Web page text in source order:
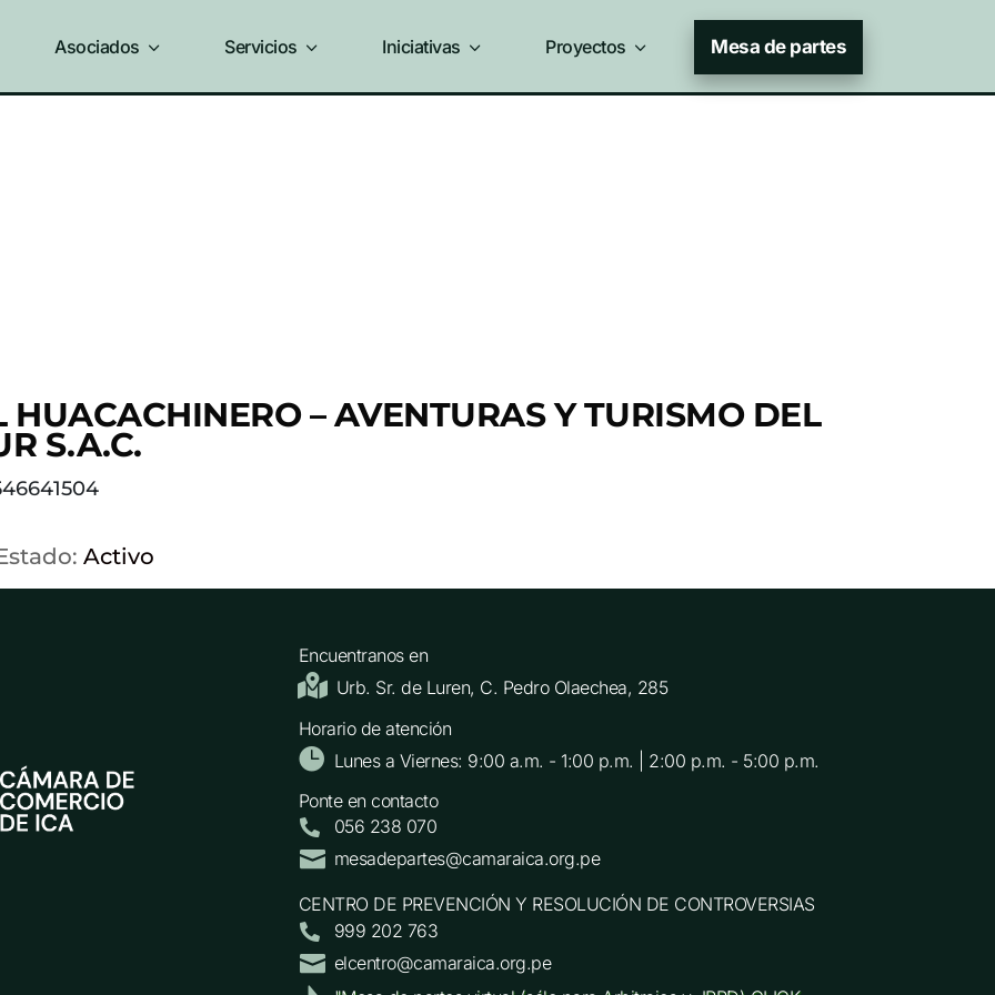
3
Asociados 3
Servicios 3
Iniciativas 3
Proyectos Mesa de partes
HUACACHINERO – AVENTURAS Y TURISMO DEL
S.A.C.
Activo
Encuentranos en
 Urb. Sr. de Luren, C. Pedro Olaechea, 285
Horario de atención
 Lunes a Viernes: 9:00 a.m. - 1:00 p.m. | 2:00 p.m. - 5:00 p.m.
Ponte en contacto
 056 238 070
 mesadepartes@camaraica.org.pe
CENTRO DE PREVENCIÓN Y RESOLUCIÓN DE CONTROVERSIAS
 999 202 763
 elcentro@camaraica.org.pe